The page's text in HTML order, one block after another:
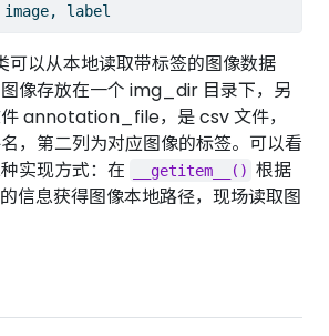
label
以从本地读取带标签的图像数据
像存放在一个 img_dir 目录下，另
annotation_file，是 csv 文件，
，第二列为对应图像的标签。可以看
实现方式：在
__getitem__() 根据
息获得图像本地路径，现场读取图